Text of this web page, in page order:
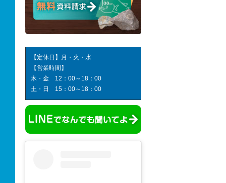
【定休日】月・火・水
【営業時間】
木・金 12：00～18：00
土・日 15：00～18：00